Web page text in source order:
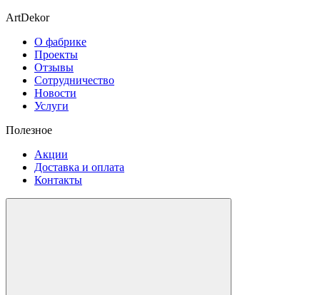
ArtDekor
О фабрике
Проекты
Отзывы
Сотрудничество
Новости
Услуги
Полезное
Акции
Доставка и оплата
Контакты